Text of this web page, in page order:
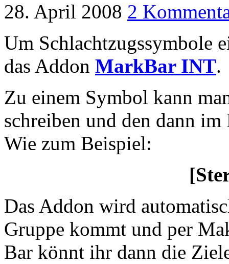
28. April 2008 2
Um Schlachtzugssymbole
das Addon MarkBar INT.
Zu einem Symbol kann
schreiben und den dann
Wie zum Beispiel:
Das Addon wird
Gruppe kommt und per
Bar könnt ihr dann die